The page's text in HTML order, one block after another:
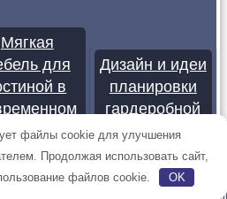
Мягкая
для
в
(60+
фото)
Дизайн и идеи
планировки
гардеробной
комнаты в
спальне
файлы cookie для улучшения
Продолжая использовать сайт,
файлов cookie.
OK